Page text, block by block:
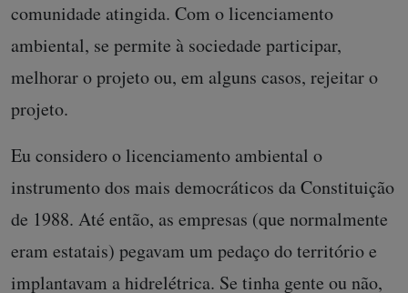
comunidade atingida. Com o licenciamento
ambiental, se permite à sociedade participar,
melhorar o projeto ou, em alguns casos, rejeitar o
projeto.
Eu considero o licenciamento ambiental o
instrumento dos mais democráticos da Constituição
de 1988. Até então, as empresas (que normalmente
eram estatais) pegavam um pedaço do território e
implantavam a hidrelétrica. Se tinha gente ou não,